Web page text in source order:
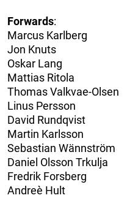
Forwards:
Marcus Karlberg
Jon Knuts
Oskar Lang
Mattias Ritola
Thomas Valkvae-Olsen
Linus Persson
David Rundqvist
Martin Karlsson
Sebastian Wännström
Daniel Olsson Trkulja
Fredrik Forsberg
Andreè Hult